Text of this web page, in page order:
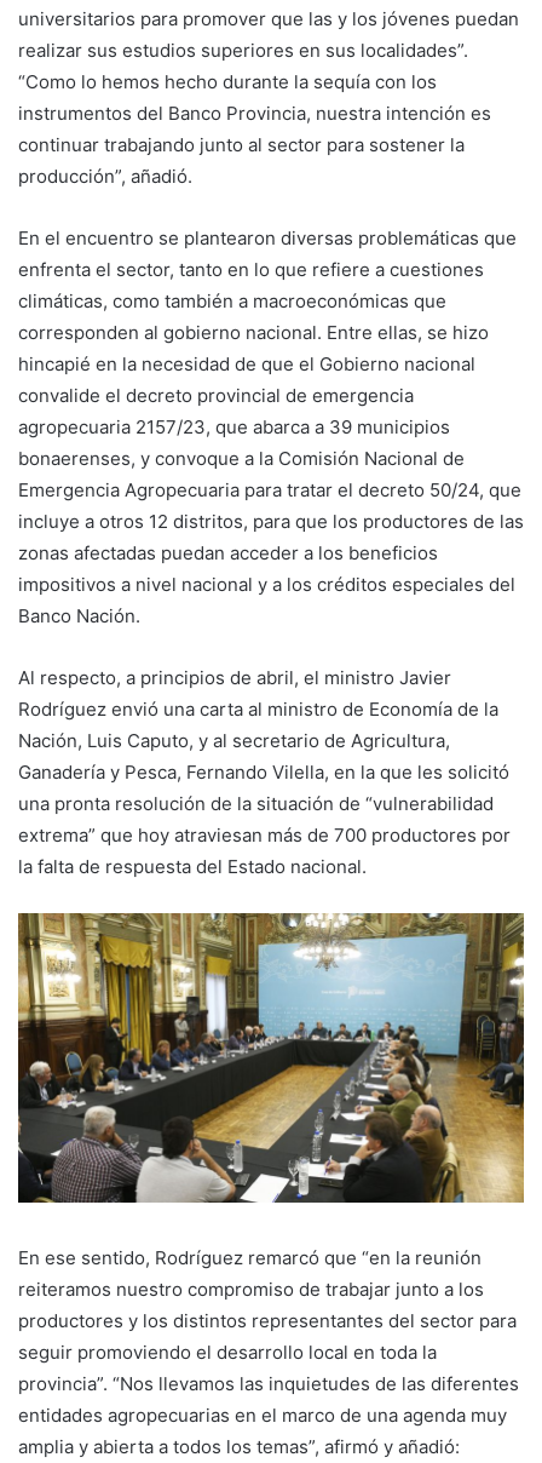
universitarios para promover que las y los jóvenes puedan
realizar sus estudios superiores en sus localidades”.
“Como lo hemos hecho durante la sequía con los
instrumentos del Banco Provincia, nuestra intención es
continuar trabajando junto al sector para sostener la
producción”, añadió.
En el encuentro se plantearon diversas problemáticas que
enfrenta el sector, tanto en lo que refiere a cuestiones
climáticas, como también a macroeconómicas que
corresponden al gobierno nacional. Entre ellas, se hizo
hincapié en la necesidad de que el Gobierno nacional
convalide el decreto provincial de emergencia
agropecuaria 2157/23, que abarca a 39 municipios
bonaerenses, y convoque a la Comisión Nacional de
Emergencia Agropecuaria para tratar el decreto 50/24, que
incluye a otros 12 distritos, para que los productores de las
zonas afectadas puedan acceder a los beneficios
impositivos a nivel nacional y a los créditos especiales del
Banco Nación.
Al respecto, a principios de abril, el ministro Javier
Rodríguez envió una carta al ministro de Economía de la
Nación, Luis Caputo, y al secretario de Agricultura,
Ganadería y Pesca, Fernando Vilella, en la que les solicitó
una pronta resolución de la situación de “vulnerabilidad
extrema” que hoy atraviesan más de 700 productores por
la falta de respuesta del Estado nacional.
En ese sentido, Rodríguez remarcó que “en la reunión
reiteramos nuestro compromiso de trabajar junto a los
productores y los distintos representantes del sector para
seguir promoviendo el desarrollo local en toda la
provincia”. “Nos llevamos las inquietudes de las diferentes
entidades agropecuarias en el marco de una agenda muy
amplia y abierta a todos los temas”, afirmó y añadió: